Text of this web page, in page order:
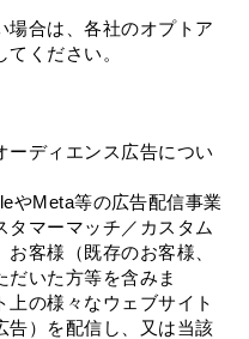
場合は、各社のオプトア
ください。
ーディエンス広告につい
やMeta等の広告配信事業
タマーマッチ／カスタム
客様（既存のお客様、
だいた方等を含みま
の様々なウェブサイト
告）を配信し、又は当該